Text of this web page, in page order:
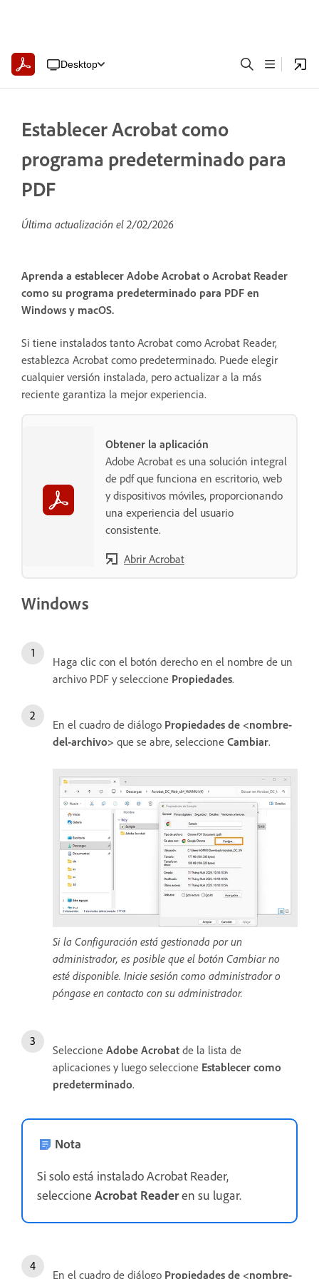
Desktop
Establecer Acrobat como
programa predeterminado para
PDF
Última actualización el2/02/2026
Aprenda a establecer Adobe Acrobat o Acrobat Reader
como su programa predeterminado para PDF en
Windows y macOS.
Si tiene instalados tanto Acrobat como Acrobat Reader,
establezca Acrobat como predeterminado. Puede elegir
cualquier versión instalada, pero actualizar a la más
reciente garantiza la mejor experiencia.
Obtener la aplicación
Adobe Acrobat es una solución integral
de pdf que funciona en escritorio, web
y dispositivos móviles, proporcionando
una experiencia del usuario
consistente.
Abrir Acrobat
Windows
Haga clic con el botón derecho en el nombre de un
archivo PDF y seleccione Propiedades.
En el cuadro de diálogo Propiedades de <nombre-
del-archivo> que se abre, seleccione Cambiar.
Si la Configuración está gestionada por un
administrador, es posible que el botón Cambiar no
esté disponible. Inicie sesión como administrador o
póngase en contacto con su administrador.
Seleccione Adobe Acrobat de la lista de
aplicaciones y luego seleccione Establecer como
predeterminado.
Nota
Si solo está instalado Acrobat Reader,
seleccione Acrobat Readeren su lugar.
En el cuadro de diálogo Propiedades de <nombre-